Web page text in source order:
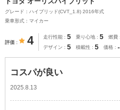
グレード：ハイブリッド(CVT_1.8) 2016年式
乗車形式：マイカー
評価 4 走行性能 5 乗り心地 5 燃費
デザイン 5 積載性 5 価格 -
コスパが良い
2025.8.13